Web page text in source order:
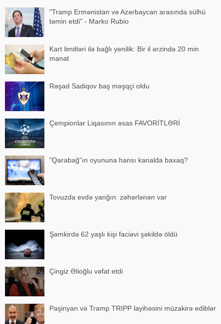
"Tramp Ermənistan və Azərbaycan arasında sülhü
təmin etdi" - Marko Rubio
Kart limitləri ilə bağlı yenilik: Bir il ərzində 20 min
manat
Rəşad Sadiqov baş məşqçi oldu
Çempionlar Liqasının əsas FAVORİTLƏRİ
"Qarabağ"ın oyununa hansı kanalda baxaq?
Tovuzda evdə yanğın: zəhərlənən var
Şəmkirdə 62 yaşlı kişi faciəvi şəkildə öldü
Çingiz Əlioğlu vəfat etdi
Paşinyan və Tramp TRIPP layihəsini müzakirə ediblər